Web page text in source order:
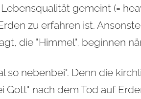
gemeint (=
zu erfahren ist.
die "Himmel", beginnen
so nebenbei". Denn die
Gott" nach dem Tod auf